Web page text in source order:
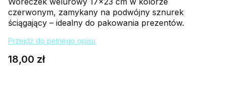
czerwonym, zamykany na podwójny sznurek
ściągający – idealny do pakowania prezentów.
Przejdź do pełnego opisu
Cena
18,00 zł